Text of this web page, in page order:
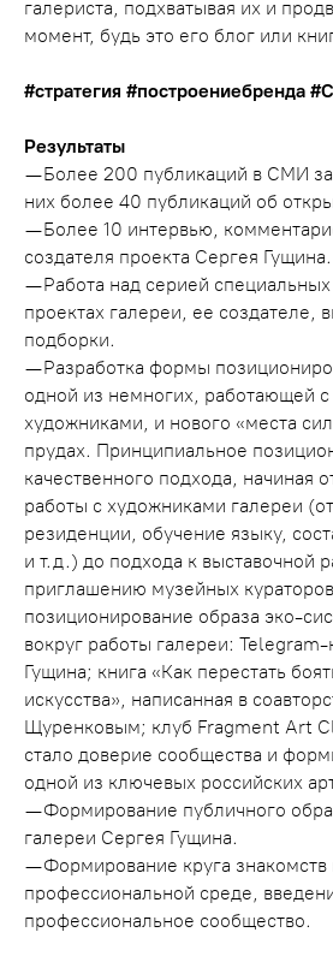
галериста, подхватывая их и
момент, будь это его блог или
#стратегия #построениебренда
Результаты
— Более 200 публикаций в СМИ
них более 40 публикаций об
— Более 10 интервью,
создателя проекта Сергея Гущина.
— Работа над серией
проектах галереи, ее создателе,
подборки.
— Разработка формы
одной из немногих, работающей
художниками, и нового «места
прудах. Принципиальное
качественного подхода, начиная
работы с художниками галереи
резиденции, обучение языку,
и т.д.) до подхода к выставочной
приглашению музейных
позиционирование образа эко-
вокруг работы галереи:
Гущина; книга «Как перестать
искусства», написанная в
Щуренковым; клуб Fragment Art
стало доверие сообщества и
одной из ключевых российских
— Формирование публичного
галереи Сергея Гущина.
— Формирование круга знакомств
профессиональной среде,
профессиональное сообщество.